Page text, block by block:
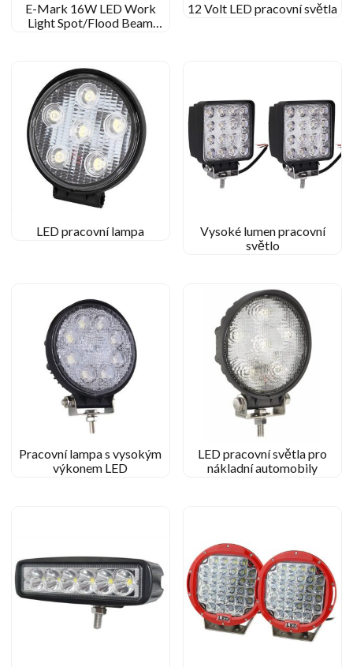
E-Mark 16W LED Work
Light Spot/Flood Beam
12 Volt LED pracovní světla
LED pracovní lampa
Vysoké lumen pracovní
světlo
Pracovní lampa s vysokým
výkonem LED
LED pracovní světla pro
nákladní automobily